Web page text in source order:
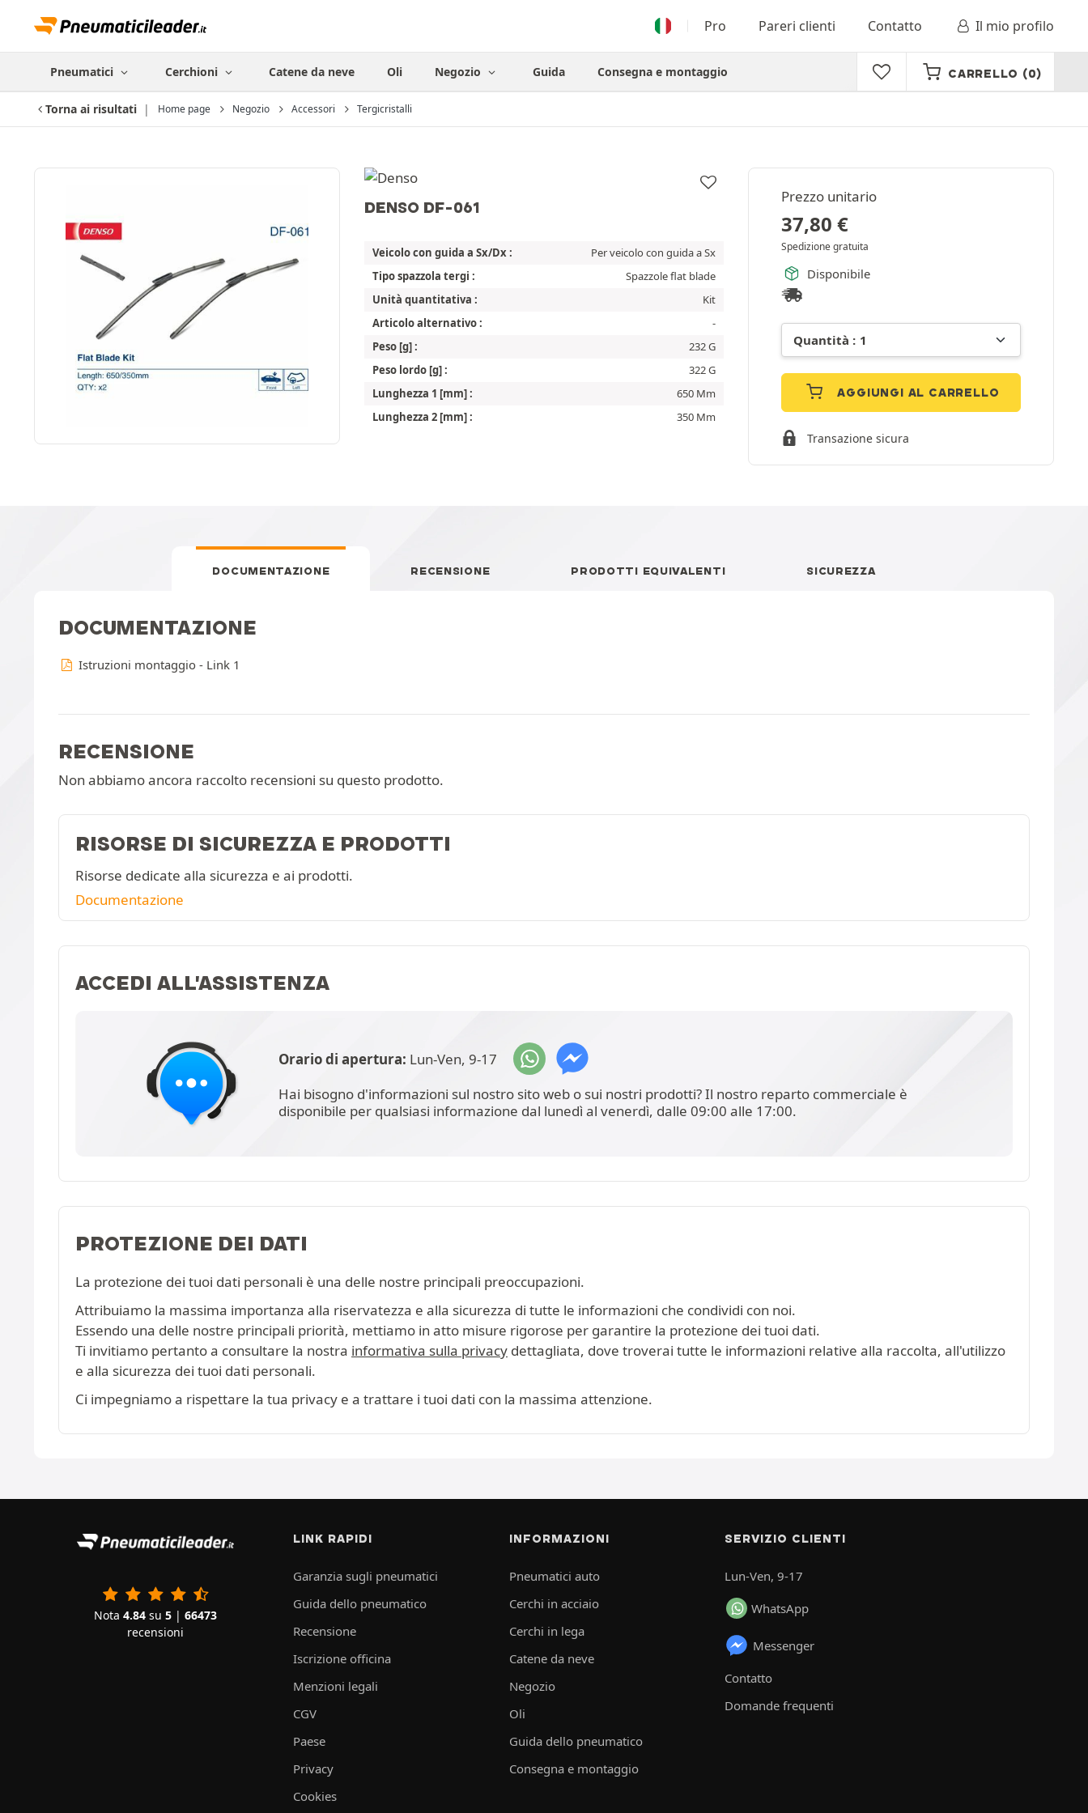
Pro Pareri clienti Contatto Il mio profilo
Pneumatici Cerchioni Catene da neve Oli Negozio Guida Consegna e montaggio CARRELLO (0)
Torna ai risultati Home page Negozio Accessori Tergicristalli
DENSO DF-061
Prezzo unitario
37,80 €
Spedizione gratuita
Disponibile
AGGIUNGI AL CARRELLO
Transazione sicura
Veicolo con guida a Sx/Dx :
Per veicolo con guida a Sx
Tipo spazzola tergi :
Spazzole flat blade
Unità quantitativa :
Kit
Articolo alternativo :
-
Peso [g] :
232 G
Peso lordo [g] :
322 G
Lunghezza 1 [mm] :
650 Mm
Lunghezza 2 [mm] :
350 Mm
DOCUMENTAZIONE RECENSIONE PRODOTTI EQUIVALENTI SICUREZZA
DOCUMENTAZIONE
Istruzioni montaggio - Link 1
RECENSIONE
Non abbiamo ancora raccolto recensioni su questo prodotto.
RISORSE DI SICUREZZA E PRODOTTI
Risorse dedicate alla sicurezza e ai prodotti.
Documentazione
ACCEDI ALL'ASSISTENZA
Orario di apertura: Lun-Ven, 9-17
Hai bisogno d'informazioni sul nostro sito web o sui nostri prodotti? Il nostro reparto commerciale è
disponibile per qualsiasi informazione dal lunedì al venerdì, dalle 09:00 alle 17:00.
PROTEZIONE DEI DATI
La protezione dei tuoi dati personali è una delle nostre principali preoccupazioni.
Attribuiamo la massima importanza alla riservatezza e alla sicurezza di tutte le informazioni che condividi con noi.
Essendo una delle nostre principali priorità, mettiamo in atto misure rigorose per garantire la protezione dei tuoi dati.
Ti invitiamo pertanto a consultare la nostra informativa sulla privacy dettagliata, dove troverai tutte le informazioni relative alla raccolta, all'utilizzo
e alla sicurezza dei tuoi dati personali.
Ci impegniamo a rispettare la tua privacy e a trattare i tuoi dati con la massima attenzione.
Nota 4.84 su 5 | 66473
recensioni
LINK RAPIDI
Garanzia sugli pneumatici
Guida dello pneumatico
Recensione
Iscrizione officina
Menzioni legali
CGV
Paese
Privacy
Cookies
INFORMAZIONI
Pneumatici auto
Cerchi in acciaio
Cerchi in lega
Catene da neve
Negozio
Oli
Guida dello pneumatico
Consegna e montaggio
SERVIZIO CLIENTI
Lun-Ven, 9-17
WhatsApp
Messenger
Contatto
Domande frequenti